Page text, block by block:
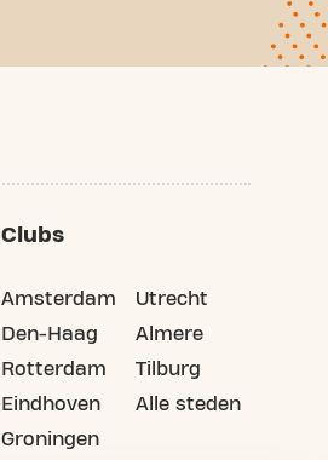
Clubs
Amsterdam
Den-Haag
Rotterdam
Eindhoven
Groningen
Utrecht
Almere
Tilburg
Alle steden